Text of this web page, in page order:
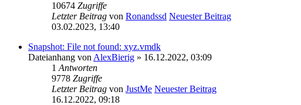
10674 Zugriffe
Letzter Beitrag von Ronandssd Neuester Beitrag
03.02.2023, 13:40
Snapshot: File not found: xyz.vmdk
Dateianhang von AlexBierig » 16.12.2022, 03:09
1 Antworten
9778 Zugriffe
Letzter Beitrag von JustMe Neuester Beitrag
16.12.2022, 09:18